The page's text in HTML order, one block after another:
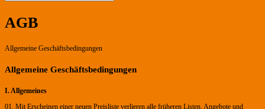
AGB
Allgemeine Geschäftsbedingungen
Allgemeine Geschäftsbedingungen
I. Allgemeines
01. Mit Erscheinen einer neuen Preisliste verlieren alle früheren Listen, Angebote und